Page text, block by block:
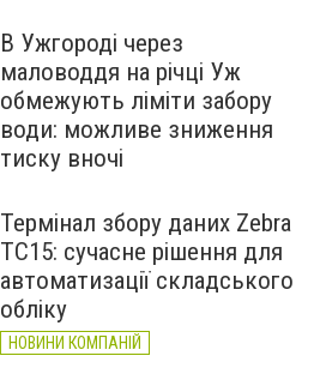
В Ужгороді через
маловоддя на річці Уж
обмежують ліміти забору
води: можливе зниження
тиску вночі
Термінал збору даних Zebra
TC15: сучасне рішення для
автоматизації складського
обліку
НОВИНИ КОМПАНІЙ